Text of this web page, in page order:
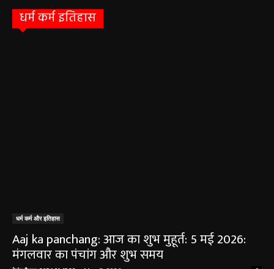
धर्म कर्म इतिहास
धर्म कर्म और इतिहास
Aaj ka panchang: आज का शुभ मुहूर्त: 5 मई 2026:
मंगलवार का पंचांग और शुभ समय